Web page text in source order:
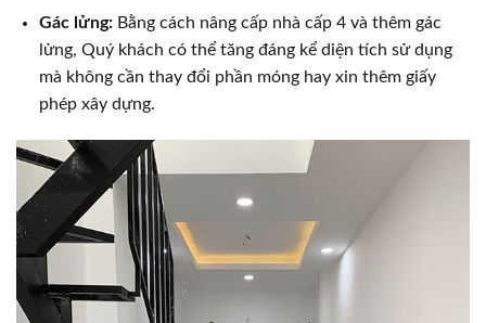
Gác lửng:Bằng cách nâng cấp nhà cấp 4 và thêm gác
lửng, Quý khách có thể tăng đáng kể diện tích sử dụng
mà không cần thay đổi phần móng hay xin thêm giấy
phép xây dựng.